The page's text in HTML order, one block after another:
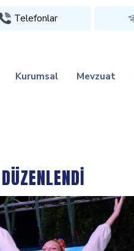
Telefonlar
Kurumsal Mevzuat